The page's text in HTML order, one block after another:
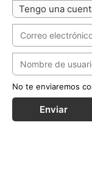
Tengo una
No te enviaremos
Enviar